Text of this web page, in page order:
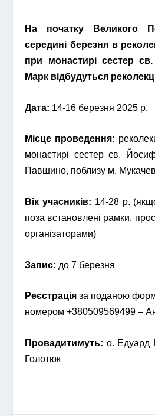
На початку Великого
середині березня в
при монастирі сестер
Марк відбудуться
Дата: 14-16 березня 2025 р.
Місце проведення:
монастирі сестер св.
Павшино, поблизу м.
Вік учасників: 14-28 р.
поза встановлені рамки,
організаторами)
Запис: до 7 березня
Реєстрація за поданою
номером +380509569499 –
Провадитимуть: о. Едуард
Голотюк